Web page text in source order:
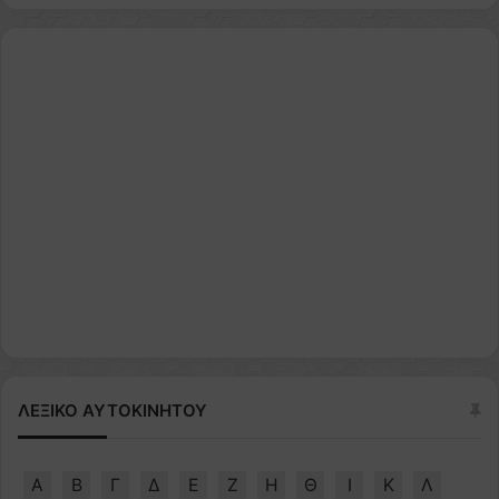
ΛΕΞΙΚΟ ΑΥΤΟΚΙΝΗΤΟΥ
Α Β Γ Δ Ε Ζ Η Θ Ι Κ Λ